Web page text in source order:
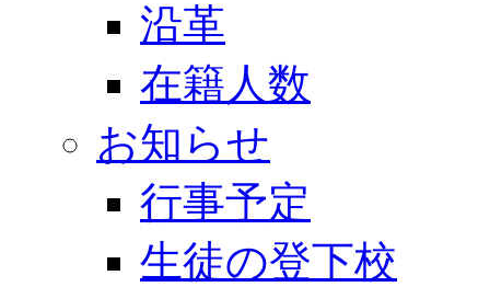
沿革
在籍人数
お知らせ
行事予定
生徒の登下校